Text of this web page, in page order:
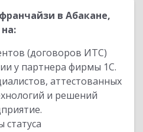
в Абакане,
(договоров ИТС)
у партнера фирмы 1С.
аттестованных
и решений